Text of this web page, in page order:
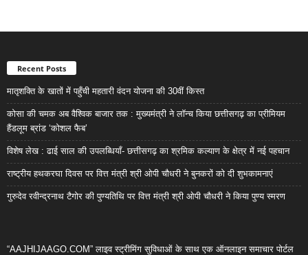
Recent Posts
मातृशक्ति के खातों में पहुँची महतारी वंदन योजना की 30वीं किस्त
कोसा की चमक अब वैश्विक बाजार तक : मुख्यमंत्री ने लॉन्च किया छत्तीसगढ़ का प्रीमियम
हैंडलूम ब्रांड ‘कोशल फैब’
विशेष लेख : ढाई साल की उपलब्धियाँ- छत्तीसगढ़ का श्रमिक कल्याण के क्षेत्र में नई पहचान
राष्ट्रीय हथकरघा दिवस पर वित्त मंत्री श्री ओपी चौधरी ने बुनकरों को दी शुभकामनाएं
गुरुदेव रवीन्द्रनाथ टैगोर की पुण्यतिथि पर वित्त मंत्री श्री ओपी चौधरी ने किया पुण्य स्मरण
“AAJHIJAAGO.COM” लाइव स्ट्रीमिंग सुविधाओं के साथ एक ऑनलाइन समाचार पोर्टल